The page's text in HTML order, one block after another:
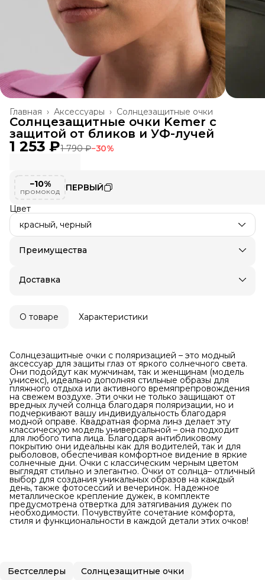
Солнцезащитные очки
Аксессуары ›
Главная ›
Солнцезащитные очки Kemer с
защитой от бликов и УФ-лучей
1 253 ₽1 790 ₽−30%
−10%
промокод
ПЕРВЫЙ
Цвет
красный, черный
Преимущества
Доставка в пункты выдачи или до двери
Примерка при получении в пункте выдачи
Оплата — картой, СБП или наличными
Доставка
О товаре Характеристики
Солнцезащитные очки с поляризацией – это модный
аксессуар для защиты глаз от яркого солнечного света.
Они подойдут как мужчинам, так и женщинам (модель
унисекс), идеально дополняя стильные образы для
пляжного отдыха или активного времяпрепровождения
на свежем воздухе. Эти очки не только защищают от
вредных лучей солнца благодаря поляризации, но и
подчеркивают вашу индивидуальность благодаря
модной оправе. Квадратная форма линз делает эту
классическую модель универсальной – она подходит
для любого типа лица. Благодаря антибликовому
покрытию они идеальны как для водителей, так и для
рыболовов, обеспечивая комфортное видение в яркие
солнечные дни. Очки с классическим черным цветом
выглядят стильно и элегантно. Очки от солнца– отличный
выбор для создания уникальных образов на каждый
день, также фотосессий и вечеринок. Надежное
металлическое крепление дужек, в комплекте
предусмотрена отвертка для затягивания дужек по
необходимости. Почувствуйте сочетание комфорта,
стиля и функциональности в каждой детали этих очков!
Бестселлеры Солнцезащитные очки